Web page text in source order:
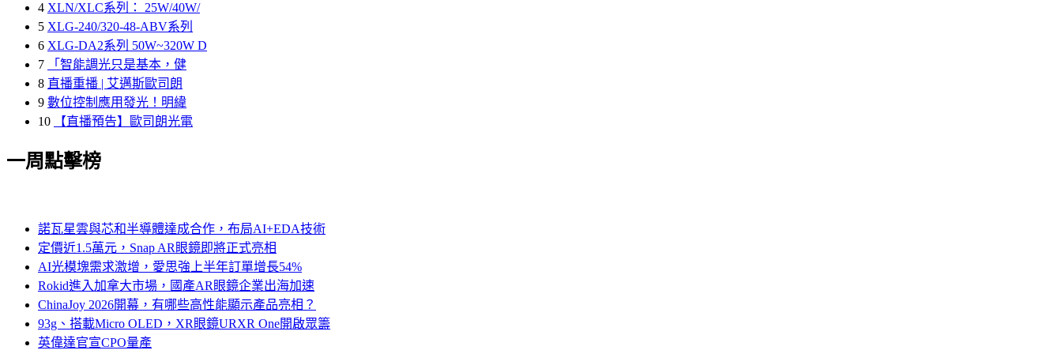
4 XLN/XLC系列： 25W/40W/
5 XLG-240/320-48-ABV系列
6 XLG-DA2系列 50W~320W D
7
「智能調光只是基本，健
8 直播重播 | 艾邁斯歐司朗
9 數位控制應用發光！明緯
10
【直播預告】歐司朗光電
一周點擊榜
諾瓦星雲與芯和半導體達成合作，布局AI+EDA技術
定價近1.5萬元，Snap AR眼鏡即將正式亮相
AI光模塊需求激增，愛思強上半年訂單增長54%
Rokid進入加拿大市場，國產AR眼鏡企業出海加速
ChinaJoy 2026開幕，有哪些高性能顯示產品亮相？
93g、搭載Micro OLED，XR眼鏡URXR One開啟眾籌
英偉達官宣CPO量產